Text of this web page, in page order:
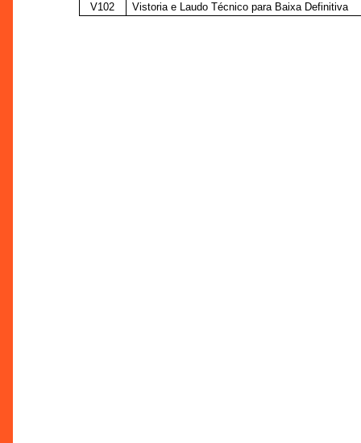
V102
Vistoria e Laudo Técnico para Baixa Definitiva